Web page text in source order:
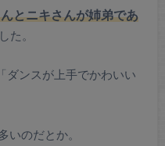
とニキさんが姉弟であ
た。
ダンスが上手でかわいい
いのだとか。